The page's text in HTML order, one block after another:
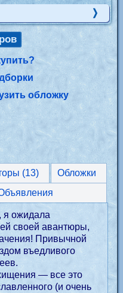
обложку
Классификаторы (13)
Обложки
я ожидала
своей авантюры,
Привычной
въедливого
— все это
(и очень